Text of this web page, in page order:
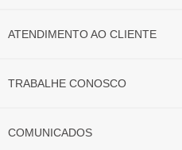
ATENDIMENTO AO CLIENTE
TRABALHE CONOSCO
COMUNICADOS